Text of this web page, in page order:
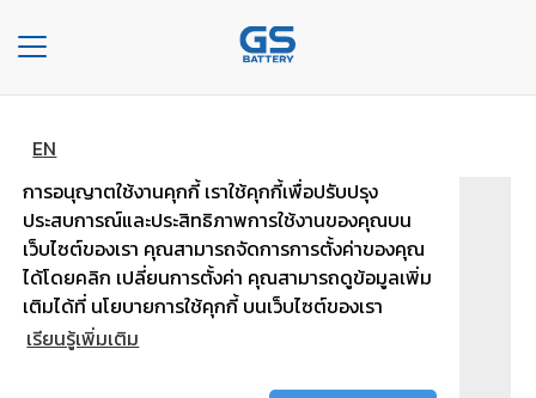
EN
การอนุญาตใช้งานคุกกี้ เราใช้คุกกี้เพื่อปรับปรุง
ประสบการณ์และประสิทธิภาพการใช้งานของคุณบน
เว็บไซต์ของเรา คุณสามารถจัดการการตั้งค่าของคุณ
ได้โดยคลิก เปลี่ยนการตั้งค่า คุณสามารถดูข้อมูลเพิ่ม
เติมได้ที่ นโยบายการใช้คุกกี้ บนเว็บไซต์ของเรา
เรียนรู้เพิ่มเติม
Toggle
navigation
องค์กร
ประเภท
รถยนต์